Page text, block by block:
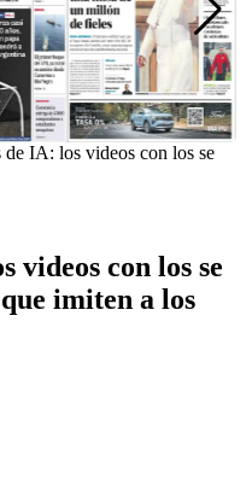
de IA: los videos con los se
videos con los se
imiten a los